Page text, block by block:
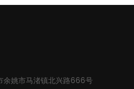
余姚市马渚镇北兴路666号